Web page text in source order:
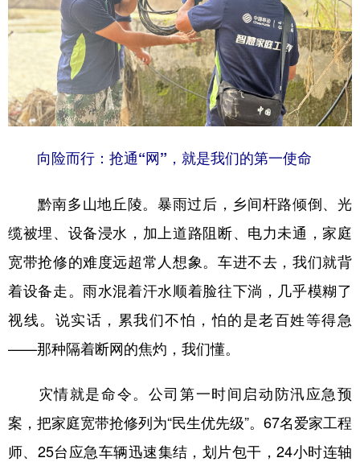
广东 广西 海南 重庆
四川 贵州 云南 西藏
陕西 甘肃 青海 宁夏
新疆 内蒙古 黑龙江
多语种频道
English Español Français عربى
Русский язык 日本語 한국어
Deutsch Português
向险而行：抢通“网”，就是我们的第一使命
黔南多山地丘陵。暴雨过后，乡间杆路倾倒、光
缆被埋、设备浸水，加上道路阻断、电力未通，家庭
宽带抢修的难度远超常人想象。车进不去，我们就背
着设备走。雨水混着汗水顺着脸往下淌，几乎模糊了
视线。说实话，累我们不怕，怕的是老百姓等得急
——那种隔着断网的焦灼，我们懂。
灾情就是命令。公司第一时间启动防汛应急预
案，把家庭宽带抢修列为“民生优先级”。67名爱家工程
师、25台应急车辆迅速集结，划片包干，24小时连轴